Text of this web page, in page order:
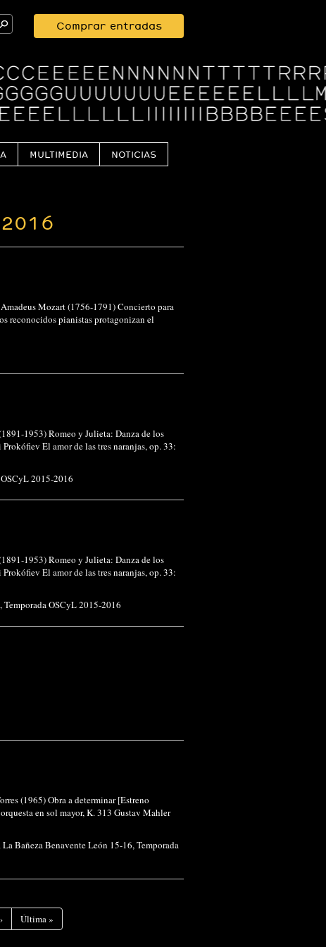
Comprar entradas
MULTIMEDIA NOTICIAS
2016
Mozart (1756-1791) Concierto para
reconocidos pianistas protagonizan el
1953) Romeo y Julieta: Danza de los
El amor de las tres naranjas, op. 33:
2015-2016
1953) Romeo y Julieta: Danza de los
El amor de las tres naranjas, op. 33:
,Temporada OSCyL 2015-2016
(1965) Obra a determinar [Estreno
en sol mayor, K. 313 Gustav Mahler
Bañeza Benavente León 15-16, Temporada
› Última»